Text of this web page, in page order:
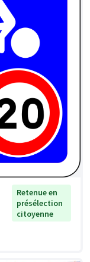
Retenue en
présélection
citoyenne